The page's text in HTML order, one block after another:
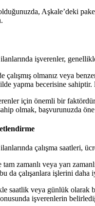
Aşkale’deki
işverenler,
çalışmış olmanız veya
yapma becerisine
için önemli bir
olmak, başvurunuzda
çalışma saatleri,
zamanlı veya yarı
da çalışanlara işlerini
saatlik veya günlük olarak
işverenlerin